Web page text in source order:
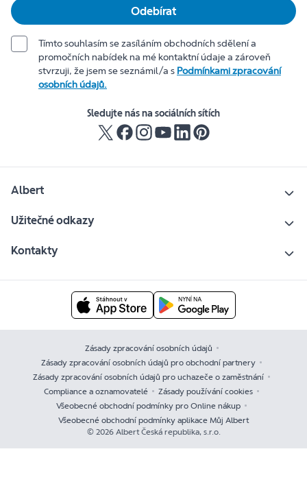
Odebírat
Tímto souhlasím se zasíláním obchodních sdělení a
promočních nabídek na mé kontaktní údaje a zároveň
stvrzuji, že jsem se seznámil/a s Podmínkami zpracování
osobních údajů.
Sledujte nás na sociálních sítích
Albert
Užitečné odkazy
Kontakty
Zásady zpracování osobních údajů
Zásady zpracování osobních údajů pro obchodní partnery
Zásady zpracování osobních údajů pro uchazeče o zaměstnání
Compliance a oznamovatelé
Zásady používání cookies
Všeobecné obchodní podmínky pro Online nákup
Všeobecné obchodní podmínky aplikace Můj Albert
© 2026 Albert Česká republika, s.r.o.